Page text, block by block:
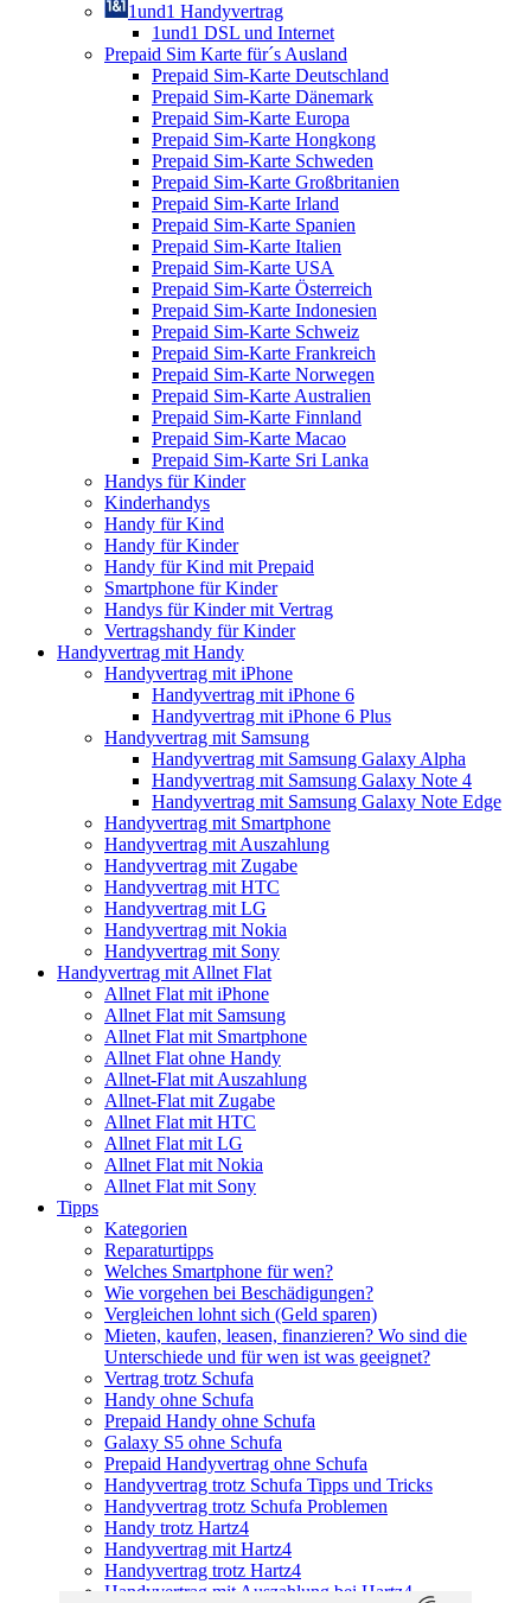
1und1 Handyvertrag
1und1 DSL und Internet
Prepaid Sim Karte für´s Ausland
Prepaid Sim-Karte Deutschland
Prepaid Sim-Karte Dänemark
Prepaid Sim-Karte Europa
Prepaid Sim-Karte Hongkong
Prepaid Sim-Karte Schweden
Prepaid Sim-Karte Großbritanien
Prepaid Sim-Karte Irland
Prepaid Sim-Karte Spanien
Prepaid Sim-Karte Italien
Prepaid Sim-Karte USA
Prepaid Sim-Karte Österreich
Prepaid Sim-Karte Indonesien
Prepaid Sim-Karte Schweiz
Prepaid Sim-Karte Frankreich
Prepaid Sim-Karte Norwegen
Prepaid Sim-Karte Australien
Prepaid Sim-Karte Finnland
Prepaid Sim-Karte Macao
Prepaid Sim-Karte Sri Lanka
Handys für Kinder
Kinderhandys
Handy für Kind
Handy für Kinder
Handy für Kind mit Prepaid
Smartphone für Kinder
Handys für Kinder mit Vertrag
Vertragshandy für Kinder
Handyvertrag mit Handy
Handyvertrag mit iPhone
Handyvertrag mit iPhone 6
Handyvertrag mit iPhone 6 Plus
Handyvertrag mit Samsung
Handyvertrag mit Samsung Galaxy Alpha
Handyvertrag mit Samsung Galaxy Note 4
Handyvertrag mit Samsung Galaxy Note Edge
Handyvertrag mit Smartphone
Handyvertrag mit Auszahlung
Handyvertrag mit Zugabe
Handyvertrag mit HTC
Handyvertrag mit LG
Handyvertrag mit Nokia
Handyvertrag mit Sony
Handyvertrag mit Allnet Flat
Allnet Flat mit iPhone
Allnet Flat mit Samsung
Allnet Flat mit Smartphone
Allnet Flat ohne Handy
Allnet-Flat mit Auszahlung
Allnet-Flat mit Zugabe
Allnet Flat mit HTC
Allnet Flat mit LG
Allnet Flat mit Nokia
Allnet Flat mit Sony
Tipps
Kategorien
Reparaturtipps
Welches Smartphone für wen?
Wie vorgehen bei Beschädigungen?
Vergleichen lohnt sich (Geld sparen)
Mieten, kaufen, leasen, finanzieren? Wo sind die
Unterschiede und für wen ist was geeignet?
Vertrag trotz Schufa
Handy ohne Schufa
Prepaid Handy ohne Schufa
Galaxy S5 ohne Schufa
Prepaid Handyvertrag ohne Schufa
Handyvertrag trotz Schufa Tipps und Tricks
Handyvertrag trotz Schufa Problemen
Handy trotz Hartz4
Handyvertrag mit Hartz4
Handyvertrag trotz Hartz4
Handyvertrag mit Auszahlung bei Hartz4